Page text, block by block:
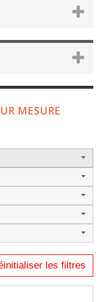
MESURE
les filtres